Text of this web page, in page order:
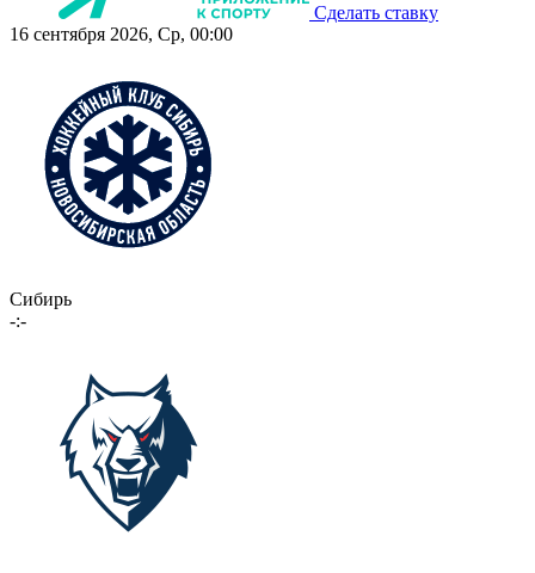
Сделать ставку
16 сентября 2026, Ср, 00:00
Сибирь
-:-